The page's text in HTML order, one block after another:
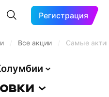
Регистрация
Все акции Самые